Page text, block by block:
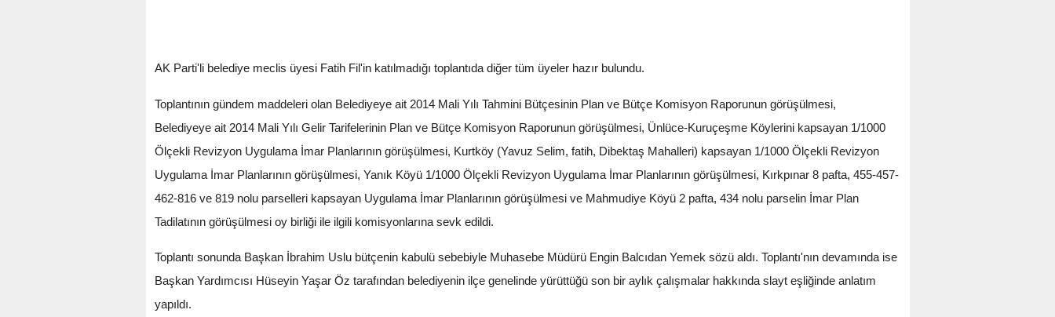
AK Parti'li belediye meclis üyesi Fatih Fil'in katılmadığı toplantıda diğer tüm üyeler hazır bulundu.
Toplantının gündem maddeleri olan Belediyeye ait 2014 Mali Yılı Tahmini Bütçesinin Plan ve Bütçe Komisyon Raporunun görüşülmesi,
Belediyeye ait 2014 Mali Yılı Gelir Tarifelerinin Plan ve Bütçe Komisyon Raporunun görüşülmesi, Ünlüce-Kuruçeşme Köylerini kapsayan 1/1000
Ölçekli Revizyon Uygulama İmar Planlarının görüşülmesi, Kurtköy (Yavuz Selim, fatih, Dibektaş Mahalleri) kapsayan 1/1000 Ölçekli Revizyon
Uygulama İmar Planlarının görüşülmesi, Yanık Köyü 1/1000 Ölçekli Revizyon Uygulama İmar Planlarının görüşülmesi, Kırkpınar 8 pafta, 455-457-
462-816 ve 819 nolu parselleri kapsayan Uygulama İmar Planlarının görüşülmesi ve Mahmudiye Köyü 2 pafta, 434 nolu parselin İmar Plan
Tadilatının görüşülmesi oy birliği ile ilgili komisyonlarına sevk edildi.
Toplantı sonunda Başkan İbrahim Uslu bütçenin kabulü sebebiyle Muhasebe Müdürü Engin Balcıdan Yemek sözü aldı. Toplantı'nın devamında ise
Başkan Yardımcısı Hüseyin Yaşar Öz tarafından belediyenin ilçe genelinde yürüttüğü son bir aylık çalışmalar hakkında slayt eşliğinde anlatım
yapıldı.